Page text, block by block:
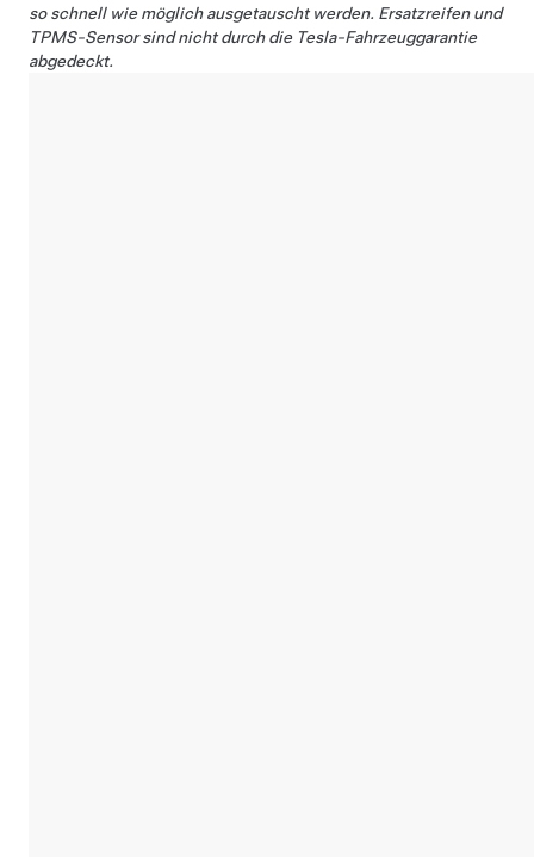
so schnell wie möglich ausgetauscht werden. Ersatzreifen und
TPMS-Sensor sind nicht durch die Tesla-Fahrzeuggarantie
abgedeckt.